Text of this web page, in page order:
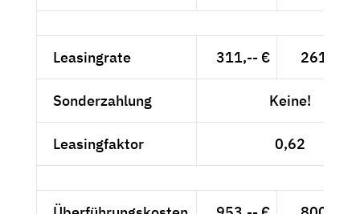
Leasingrate 311,-- € 261,34 €
Sonderzahlung Keine!
Leasingfaktor 0,62